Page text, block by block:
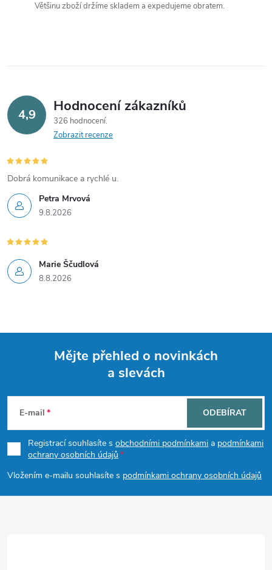
p
v
k
y
v
ý
s
Většinu zboží držíme skladem a expedujeme obratem.
4,9 Hodnocení zákazníků
326 hodnocení
Zobrazit recenze
Petra Mrvová
9.8.2026
Dobrá komunikace a rychlé u.
Marie Ščudlová
8.8.2026
p
a
t
Mějte přehled o novinkách
a slevách
E-mail
Registrací souhlasíte s obchodními podmínkami a podmínkami
ochrany osobních údajů
Vložením e-mailu souhlasíte s podmínkami ochrany osobních údajů
ODEBÍRAT